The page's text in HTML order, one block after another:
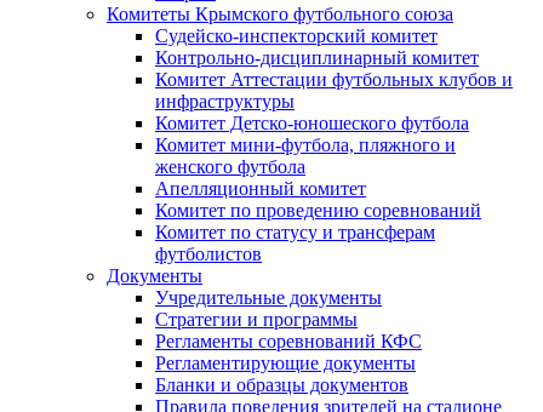
Комитеты Крымского футбольного союза
Судейско-инспекторский комитет
Контрольно-дисциплинарный комитет
Комитет Аттестации футбольных клубов и
инфраструктуры
Комитет Детско-юношеского футбола
Комитет мини-футбола, пляжного и
женского футбола
Апелляционный комитет
Комитет по проведению соревнований
Комитет по статусу и трансферам
футболистов
Документы
Учредительные документы
Стратегии и программы
Регламенты соревнований КФС
Регламентирующие документы
Бланки и образцы документов
Правила поведения зрителей на стадионе